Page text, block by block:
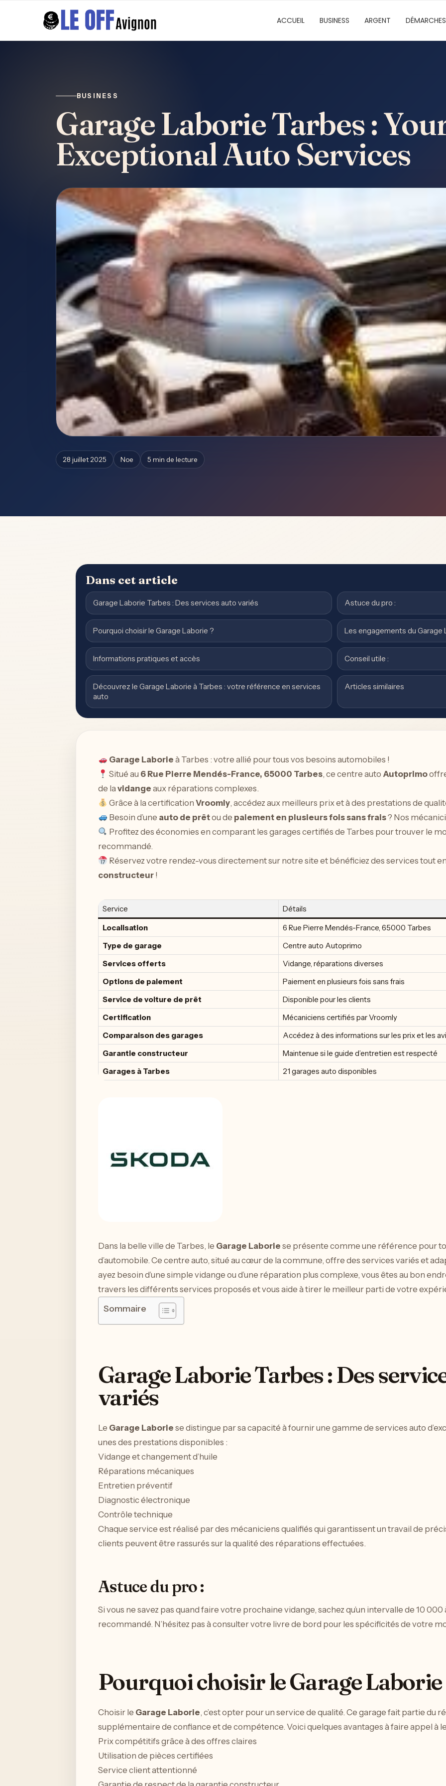
ACCUEIL BUSINESS ARGENT DÉMARCHES
BUSINESS
Garage Laborie Tarbes :
Exceptional Auto Services
28 juillet 2025 Noe 5 min de lecture
Dans cet article
Garage Laborie Tarbes : Des services auto variés Astuce du pro :
Pourquoi choisir le Garage Laborie ? Les engagements du Garage
Informations pratiques et accès Conseil utile :
Découvrez le Garage Laborie à Tarbes : votre référence en services
auto
Articles similaires
Garage Laborie à Tarbes : votre allié pour tous vos besoins automobiles !
Situé au 6 Rue Pierre Mendés-France, 65000 Tarbes, ce centre auto Autoprimo
de lavidange aux réparations complexes.
Grâce à la certification Vroomly, accédez aux meilleurs prix et à des prestations de
Besoin d’une auto de prêtou de paiement en plusieurs fois sans frais? Nos
Profitez des économies en comparant les garages certifiés de Tarbes pour trouver le
recommandé.
Réservez votre rendez-vous directement sur notre site et bénéficiez des services tout
constructeur !
Service
Détails
Localisation
6 Rue Pierre Mendés-France, 65000 Tarbes
Type de garage
Centre auto Autoprimo
Services offerts
Vidange, réparations diverses
Options de paiement
Paiement en plusieurs fois sans frais
Service de voiture de prêt
Disponible pour les clients
Certification
Mécaniciens certifiés par Vroomly
Comparaison des garages
Accédez à des informations sur les prix et les
Garantie constructeur
Maintenue si le guide d’entretien est respecté
Garages à Tarbes
21 garages auto disponibles
Dans la belle ville de Tarbes, le Garage Laborie se présente comme une référence pour
d’automobile. Ce centre auto, situé au cœur de la commune, offre des services variés et
ayez besoin d’une simple vidange ou d’une réparation plus complexe, vous êtes au bon
travers les différents services proposés et vous aide à tirer le meilleur parti de votre
Sommaire
Garage Laborie Tarbes : Des
variés
Le Garage Laborie se distingue par sa capacité à fournir une gamme de services auto
unes des prestations disponibles :
Vidange et changement d’huile
Réparations mécaniques
Entretien préventif
Diagnostic électronique
Contrôle technique
Chaque service est réalisé par des mécaniciens qualifiés qui garantissent un travail de
clients peuvent être rassurés sur la qualité des réparations effectuées.
Astuce du pro :
Si vous ne savez pas quand faire votre prochaine vidange, sachez qu’un intervalle de 10
recommandé. N’hésitez pas à consulter votre livre de bord pour les spécificités de votre
Pourquoi choisir le Garage Laborie
Choisir le Garage Laborie, c’est opter pour un service de qualité. Ce garage fait partie du
supplémentaire de confiance et de compétence. Voici quelques avantages à faire appel à
Prix compétitifs grâce à des offres claires
Utilisation de pièces certifiées
Service client attentionné